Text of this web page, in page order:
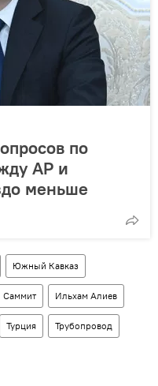
по
АР и
меньше
Южный Кавказ
Саммит Ильхам Алиев
Турция Трубопровод